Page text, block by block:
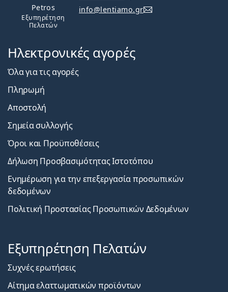
Petros
Εξυπηρέτηση
Πελατών
info@lentiamo.gr
Ηλεκτρονικές αγορές
Όλα για τις αγορές
Πληρωμή
Αποστολή
Σημεία συλλογής
Όροι και Προϋποθέσεις
Δήλωση Προσβασιμότητας Ιστοτόπου
Ενημέρωση για την επεξεργασία προσωπικών
δεδομένων
Πολιτική Προστασίας Προσωπικών Δεδομένων
Εξυπηρέτηση Πελατών
Συχνές ερωτήσεις
Αίτημα ελαττωματικών προϊόντων